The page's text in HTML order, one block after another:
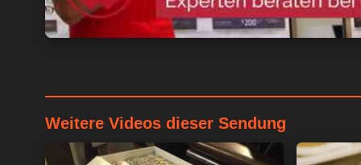
Weitere Videos dieser Sendung